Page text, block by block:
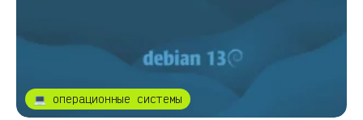
💻 операционные системы